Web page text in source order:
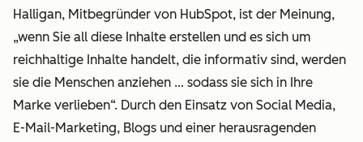
Halligan, Mitbegründer von HubSpot, ist der Meinung,
„wenn Sie all diese Inhalte erstellen und es sich um
reichhaltige Inhalte handelt, die informativ sind, werden
sie die Menschen anziehen … sodass sie sich in Ihre
Marke verlieben“. Durch den Einsatz von Social Media,
E-Mail-Marketing, Blogs und einer herausragenden